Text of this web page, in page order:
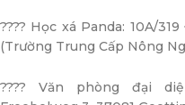
???? Học xá Panda: 10A/
(Trường Trung Cấp Nông
???? Văn phòng đại